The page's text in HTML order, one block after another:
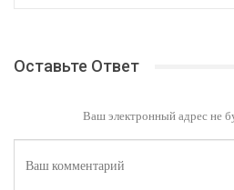
Оставьте Ответ
Ваш электронный адрес не